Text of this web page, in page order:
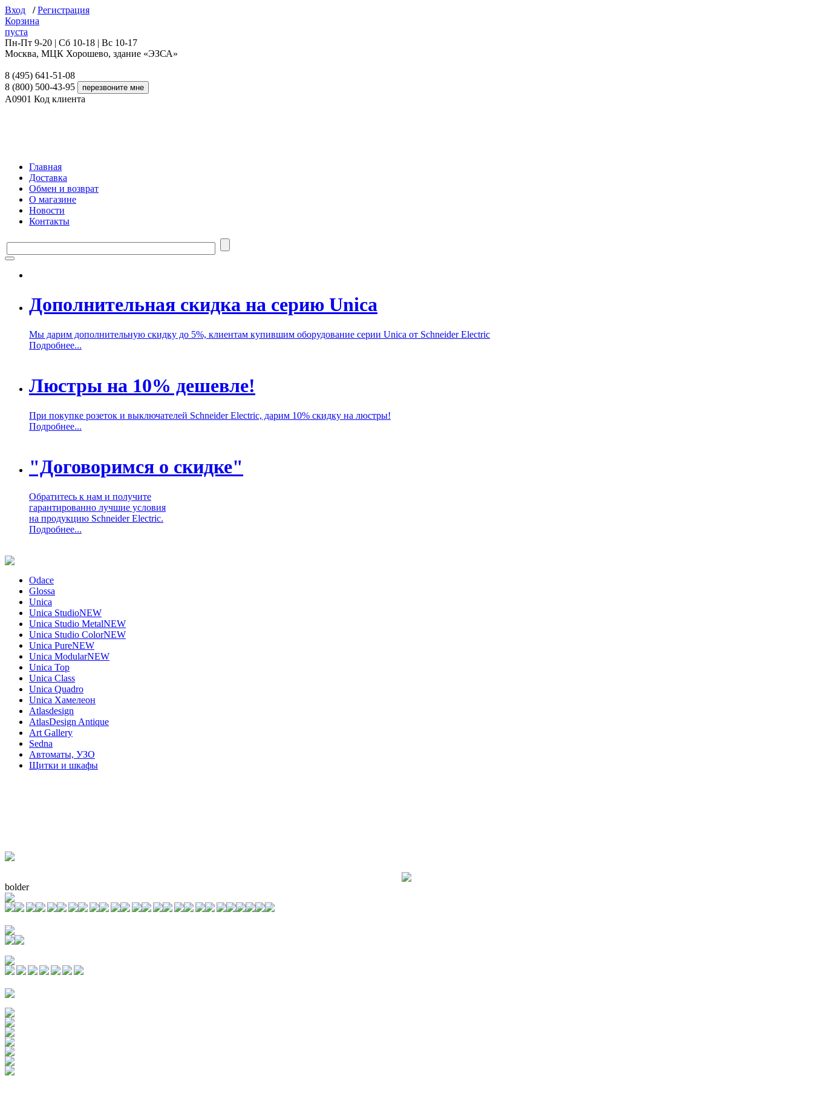
Вход / Регистрация
Корзина
пуста
Пн-Пт 9-20 | Сб 10-18 | Вс 10-17
Москва, МЦК Хорошево, здание «ЭЗСА»
8 (495) 641-51-08
8 (800) 500-43-95
A0901 Код клиента
Главная
Доставка
Обмен и возврат
О магазине
Новости
Контакты
Дополнительная скидка на серию Unica
Мы дарим дополнительную скидку до 5%, клиентам купившим оборудование серии Unica от Schneider Electric
Подробнее...
Люстры на 10% дешевле!
При покупке розеток и выключателей Schneider Electric, дарим 10% скидку на люстры!
Подробнее...
"Договоримся о скидке"
Обратитесь к нам и получите
гарантированно лучшие условия
на продукцию Schneider Electric.
Подробнее...
Odace
Glossa
Unica
Unica StudioNEW
Unica Studio MetalNEW
Unica Studio ColorNEW
Unica PureNEW
Unica ModularNEW
Unica Top
Unica Class
Unica Quadro
Unica Хамелеон
Atlasdesign
AtlasDesign Antique
Art Gallery
Sedna
Автоматы, УЗО
Щитки и шкафы
bolder